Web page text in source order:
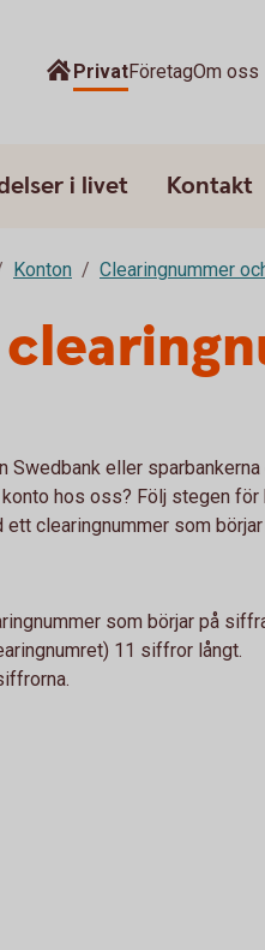
PrivatFöretagOm oss
i livet Kontakt
Konton Clearingnummer
Swedbank eller
hos oss? Följ stegen för
clearingnummer som
som börjar på
11 siffror långt.